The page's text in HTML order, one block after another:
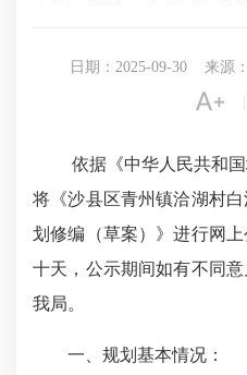
日期：2025-09-30 来源

依据《中华人民共和国
将《沙县区青州镇洽湖村
划修编（草案）》进行网
十天，公示期间如有不同
我局。
一、规划基本情况：